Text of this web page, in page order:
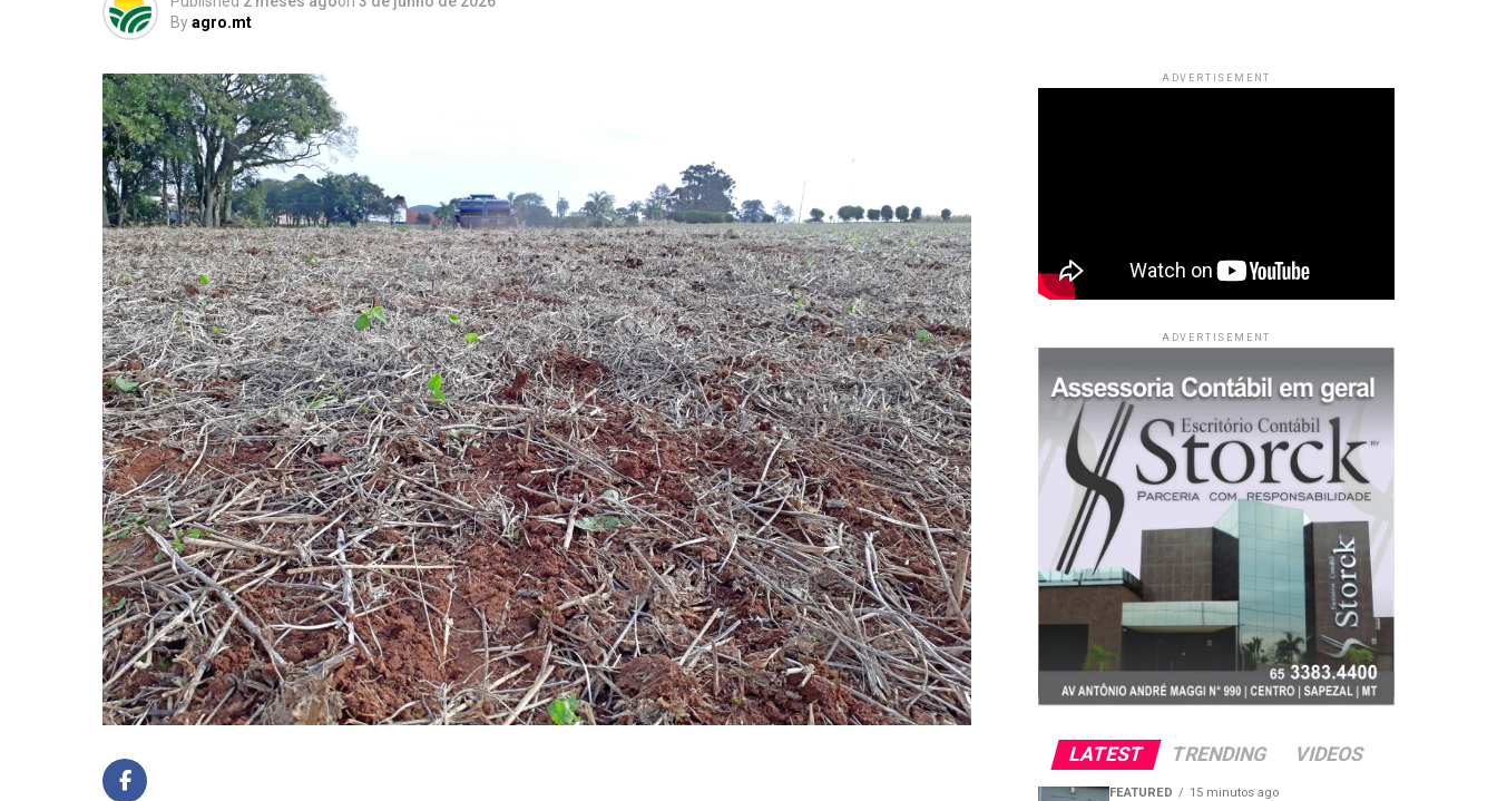
Byagro.mt
ADVERTISEMENT
ADVERTISEMENT
LATEST TRENDING VIDEOS
FEATURED 15 minutos ago